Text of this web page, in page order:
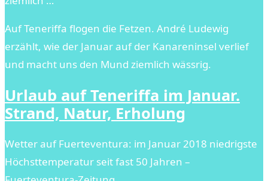
Auf Teneriffa flogen die Fetzen. André Ludewig
erzählt, wie der Januar auf der Kanareninsel verlief
und macht uns den Mund ziemlich wässrig.
Urlaub auf Teneriffa im Januar.
Strand, Natur, Erholung
Wetter auf Fuerteventura: im Januar 2018 niedrigste
Höchsttemperatur seit fast 50 Jahren –